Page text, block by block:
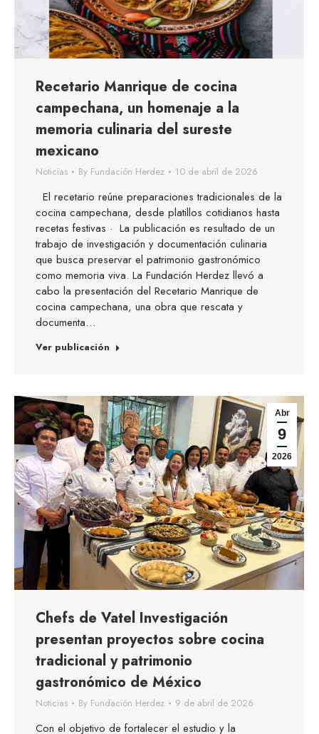
Recetario Manrique de cocina
campechana, un homenaje a la
memoria culinaria del sureste
mexicano
Noticias By Fundación Herdez 10 de abril de 2026
El recetario reúne preparaciones tradicionales de la
cocina campechana, desde platillos cotidianos hasta
recetas festivas · La publicación es resultado de un
trabajo de investigación y documentación culinaria
que busca preservar el patrimonio gastronómico
como memoria viva. La Fundación Herdez llevó a
cabo la presentación del Recetario Manrique de
cocina campechana, una obra que rescata y
documenta…
Ver publicación
Abr
9
2026
Chefs de Vatel Investigación
presentan proyectos sobre cocina
tradicional y patrimonio
gastronómico de México
Noticias By Fundación Herdez 9 de abril de 2026
Con el objetivo de fortalecer el estudio y la